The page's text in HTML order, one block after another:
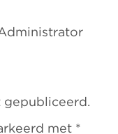
gepubliceerd.
met *